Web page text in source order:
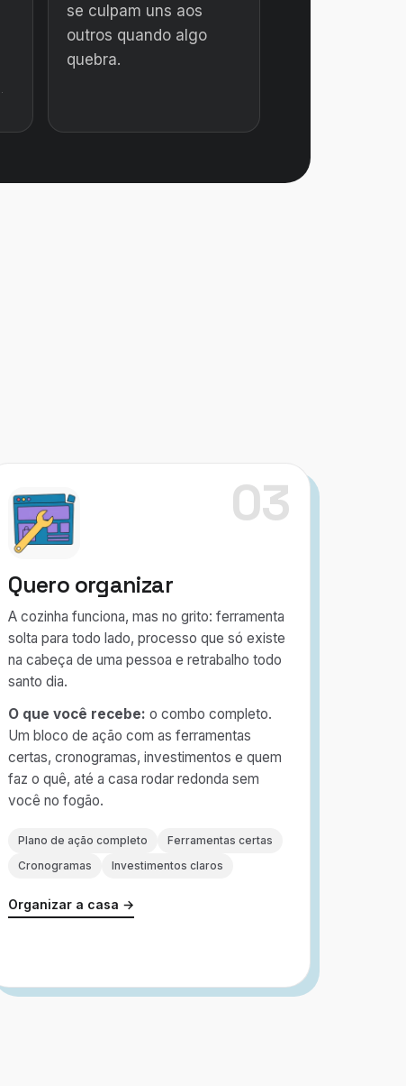
se culpam uns aos
outros quando algo
quebra.
03
Quero organizar
A cozinha funciona, mas no grito: ferramenta
solta para todo lado, processo que só existe
na cabeça de uma pessoa e retrabalho todo
santo dia.
O que você recebe: o combo completo.
Um bloco de ação com as ferramentas
certas, cronogramas, investimentos e quem
faz o quê, até a casa rodar redonda sem
você no fogão.
Plano de ação completo
Ferramentas certas
Cronogramas
Investimentos claros
Organizar a casa →